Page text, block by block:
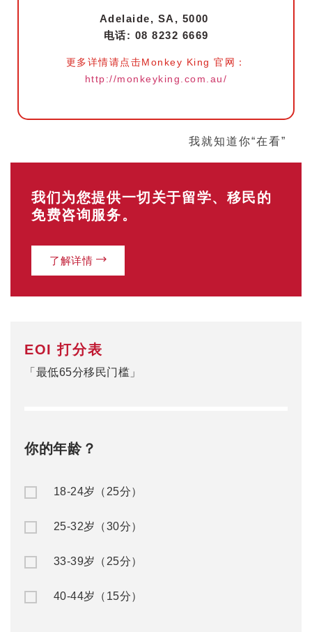
Adelaide, SA, 5000
电话: 08 8232 6669
更多详情请点击Monkey King 官网：
http://monkeyking.com.au/
我就知道你“在看”
我们为您提供一切关于留学、移民的
免费咨询服务。
了解详情
EOI 打分表
「最低65分移民门槛」
你的年龄？
18-24岁（25分）
25-32岁（30分）
33-39岁（25分）
40-44岁（15分）